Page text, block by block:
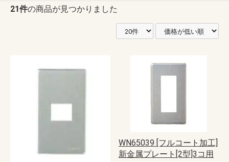
21件の商品が見つかりました
WN65039 [フルコート加工]
新金属プレート[2型]3コ用